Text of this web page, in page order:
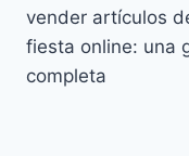
vender artículos
fiesta online: una
completa